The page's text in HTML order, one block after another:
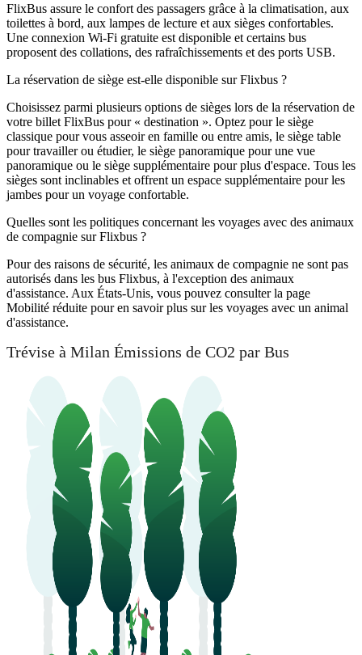
FlixBus assure le confort des passagers grâce à la climatisation, aux
toilettes à bord, aux lampes de lecture et aux sièges confortables.
Une connexion Wi-Fi gratuite est disponible et certains bus
proposent des collations, des rafraîchissements et des ports USB.
La réservation de siège est-elle disponible sur Flixbus ?
Choisissez parmi plusieurs options de sièges lors de la réservation de
votre billet FlixBus pour « destination ». Optez pour le siège
classique pour vous asseoir en famille ou entre amis, le siège table
pour travailler ou étudier, le siège panoramique pour une vue
panoramique ou le siège supplémentaire pour plus d'espace. Tous les
sièges sont inclinables et offrent un espace supplémentaire pour les
jambes pour un voyage confortable.
Quelles sont les politiques concernant les voyages avec des animaux
de compagnie sur Flixbus ?
Pour des raisons de sécurité, les animaux de compagnie ne sont pas
autorisés dans les bus Flixbus, à l'exception des animaux
d'assistance. Aux États-Unis, vous pouvez consulter la page
Mobilité réduite pour en savoir plus sur les voyages avec un animal
d'assistance.
Trévise à Milan Émissions de CO2 par Bus